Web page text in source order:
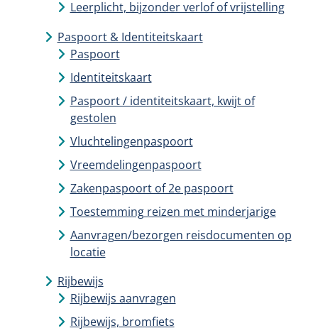
Leerplicht, bijzonder verlof of vrijstelling
Paspoort & Identiteitskaart
Paspoort
Identiteitskaart
Paspoort / identiteitskaart, kwijt of
gestolen
Vluchtelingenpaspoort
Vreemdelingenpaspoort
Zakenpaspoort of 2e paspoort
Toestemming reizen met minderjarige
Aanvragen/bezorgen reisdocumenten op
locatie
Rijbewijs
Rijbewijs aanvragen
Rijbewijs, bromfiets